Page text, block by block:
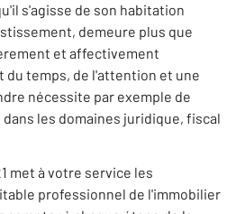
s'agisse de son habitation
demeure plus que
et affectivement
du temps, de l'attention et une
nécessite par exemple de
les domaines juridique, fiscal
met à votre service les
professionnel de l'immobilier